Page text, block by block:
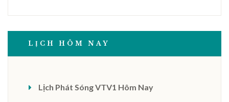
LỊCH HÔM NAY
Lịch Phát Sóng VTV1 Hôm Nay